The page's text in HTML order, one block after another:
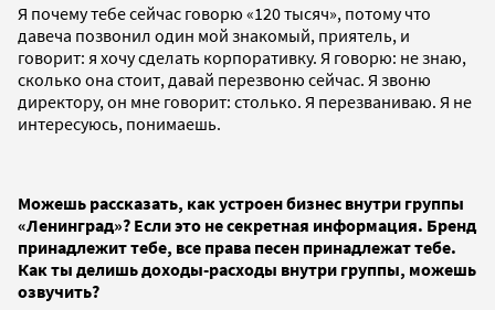
Я почему тебе сейчас говорю «120 тысяч», потому что
давеча позвонил один мой знакомый, приятель, и
говорит: я хочу сделать корпоративку. Я говорю: не знаю,
сколько она стоит, давай перезвоню сейчас. Я звоню
директору, он мне говорит: столько. Я перезваниваю. Я не
интересуюсь, понимаешь.
Можешь рассказать, как устроен бизнес внутри группы
«Ленинград»? Если это не секретная информация. Бренд
принадлежит тебе, все права песен принадлежат тебе.
Как ты делишь доходы-расходы внутри группы, можешь
озвучить?